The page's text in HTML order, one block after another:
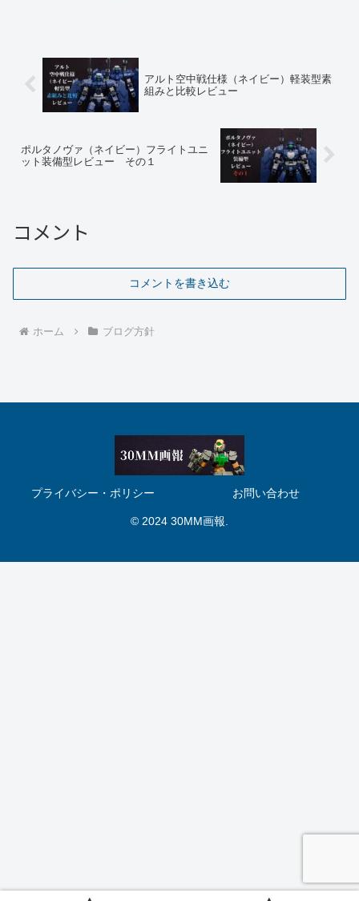
アルト空中戦仕様（ネイビー）軽装型素
組みと比較レビュー
ポルタノヴァ（ネイビー）フライトユニ
ット装備型レビュー その１
コメント
コメントを書き込む
ホーム ブログ方針
プライバシー・ポリシー お問い合わせ
© 2024 30MM画報.